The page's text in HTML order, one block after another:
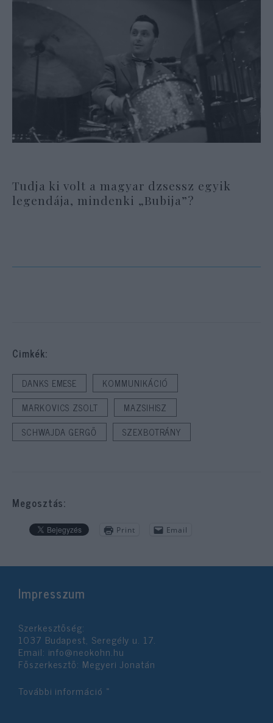
Tudja ki volt a magyar dzsessz egyik
legendája, mindenki „Bubija”?
Cimkék:
DANKS EMESE
KOMMUNIKÁCIÓ
MARKOVICS ZSOLT
MAZSIHISZ
SCHWAJDA GERGŐ
SZEXBOTRÁNY
Megosztás:
Print Email
Impresszum
Szerkesztőség:
1037 Budapest, Seregély u. 17.
Email: info@neokohn.hu
Főszerkesztő: Megyeri Jonatán
További információ »